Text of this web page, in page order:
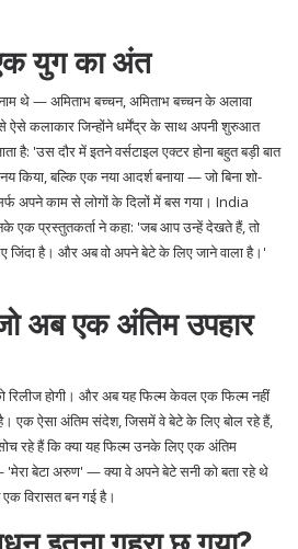
युग का अंत
नाम थे —अमिताभ बच्चन,अमिताभ बच्चनके अलावा
ऐसे कलाकार जिन्होंने धर्मेंद्र के साथ अपनी शुरुआत
है: 'उस दौर में इतने वर्सटाइल एक्टर होना बहुत बड़ी बात
किया, बल्कि एक नया आदर्श बनाया — जो बिना शो-
अपने काम से लोगों के दिलों में बस गया। India
एक प्रस्तुतकर्ता ने कहा: 'जब आप उन्हें देखते हैं, तो
है। और अब वो अपने बेटे के लिए जाने वाला है।'
अब एक अंतिम उपहार
रिलीज होगी। और अब यह फिल्म केवल एक फिल्म नहीं
एक ऐसा अंतिम संदेश, जिसमें वे बेटे के लिए बोल रहे हैं,
रहे हैं कि क्या यह फिल्म उनके लिए एक अंतिम
बेटा अरुण' — क्या वे अपने बेटे सनी को बता रहे थे
एक विरासत बन गई है।